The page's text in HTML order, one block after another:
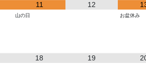
11
山の日
12
お盆休み
18 19